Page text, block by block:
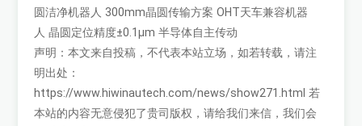
圆洁净机器人 300mm晶圆传输方案 OHT天车兼容机器
人 晶圆定位精度±0.1μm 半导体自主传动
声明：本文来自投稿，不代表本站立场，如若转载，请注
明出处：
https://www.hiwinautech.com/news/show271.html 若
本站的内容无意侵犯了贵司版权，请给我们来信，我们会